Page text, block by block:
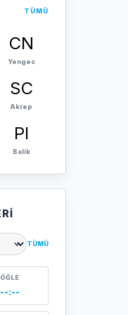
TÜMÜ
CN
Yengec
SC
Akrep
PI
Balik
TÜMÜ
ÖĞLE
--:--